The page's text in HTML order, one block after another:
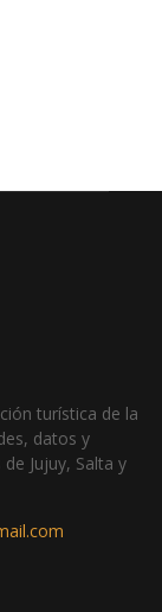
turística de la
datos y
Jujuy, Salta y